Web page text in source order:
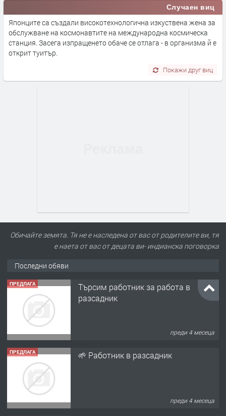
Случаен виц
Японците са създали високотехнологична изкуствена жена за
обслужване на космонавтите на международна космическа
станция. Засега изпращенето обаче се отлага - в организма й е
открит туитър.
Покажи друг виц
Обичайте земята. Тя не е наследена от вас от родителите ви, тя
е наета от вас от децата ви- индианска поговорка
Последни обяви
ПРЕДЛАГА
Търсим работник за работа в
разсадник
преди 4 месеца
ПРЕДЛАГА 🌱 Работник в разсадник
преди 4 месеца